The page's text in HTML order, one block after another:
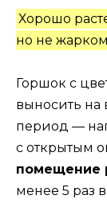
Хорошо
но не
Горшок с
выносить на
период —
с открытым
помещение
менее 5 раз